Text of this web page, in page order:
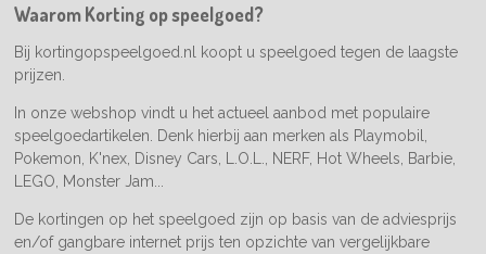
k
a
m
Waarom Korting op speelgoed?
Bij kortingopspeelgoed.nl koopt u speelgoed tegen de laagste
prijzen.
In onze webshop vindt u het actueel aanbod met populaire
speelgoedartikelen. Denk hierbij aan merken als Playmobil,
Pokemon, K'nex, Disney Cars, L.O.L., NERF, Hot Wheels, Barbie,
LEGO, Monster Jam...
De kortingen op het speelgoed zijn op basis van de adviesprijs
en/of gangbare internet prijs ten opzichte van vergelijkbare